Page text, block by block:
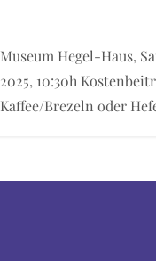
Museum Hegel-Haus,
2025, 10:30h
Kaffee/Brezeln oder